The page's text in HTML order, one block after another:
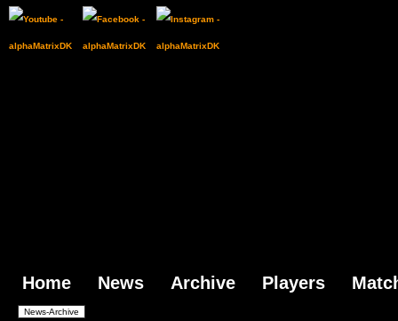
Home News Archive Players